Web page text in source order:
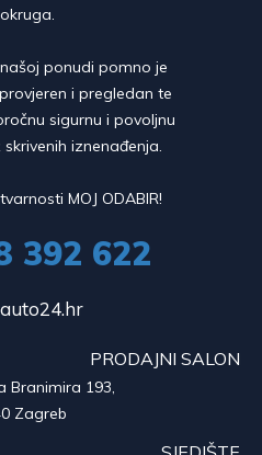
ponudi pomno je
i pregledan te
sigurnu i povoljnu
iznenađenja.
MOJ ODABIR!
392 622
PRODAJNI SALON
Branimira 193,
Zagreb